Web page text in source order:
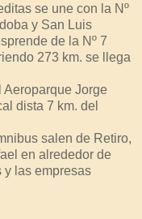
se une con la Nº
y San Luis
de la Nº 7
273 km. se llega
Aeroparque Jorge
dista 7 km. del
salen de Retiro,
en alrededor de
y las empresas